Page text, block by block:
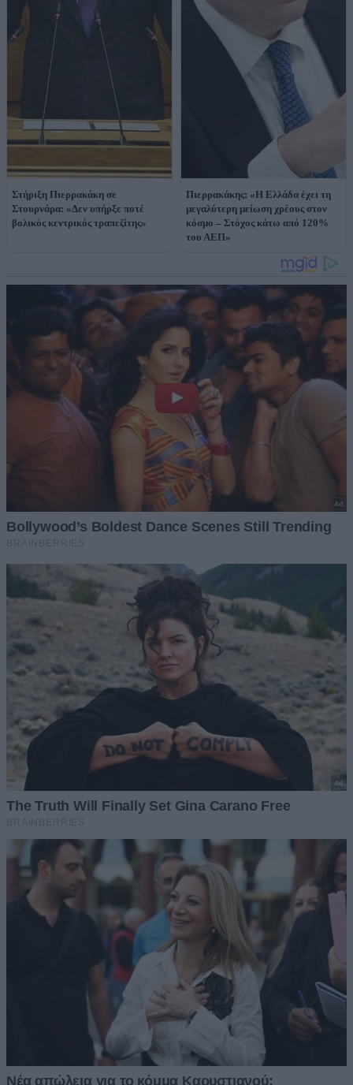
Στήριξη Πιερρακάκη σε
Στουρνάρα: «Δεν υπήρξε ποτέ
βολικός κεντρικός τραπεζίτης»
Πιερρακάκης: «Η Ελλάδα έχει τη
μεγαλύτερη μείωση χρέους στον
κόσμο – Στόχος κάτω από 120%
του ΑΕΠ»